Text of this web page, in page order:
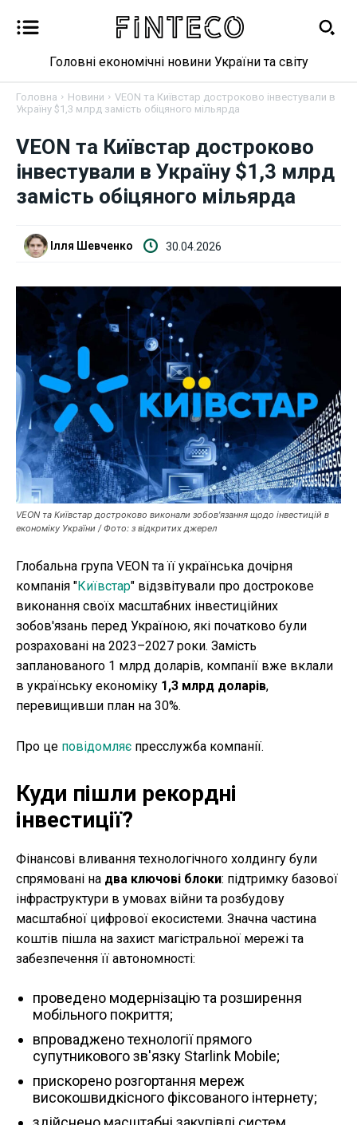
Новини
Бізнес
Криптовалюта
Робота і освіта
Публікації
ФОП
Курс валют
Ми в соц. мережах
Головні економічні новини України та світу
Головна Новини
VEON та Київстар достроково інвестували в
Україну $1,3 млрд замість обіцяного мільярда
VEON та Київстар достроково
інвестували в Україну $1,3 млрд
замість обіцяного мільярда
Ілля Шевченко 30.04.2026
VEON та Київстар достроково виконали зобов'язання щодо інвестицій в
економіку України / Фото: з відкритих джерел
Глобальна група VEON та її українська дочірня
компанія "Київстар" відзвітували про дострокове
виконання своїх масштабних інвестиційних
зобов'язань перед Україною, які початково були
розраховані на 2023–2027 роки. Замість
запланованого 1 млрд доларів, компанії вже вклали
в українську економіку 1,3 млрд доларів,
перевищивши план на 30%.
Про це повідомляє пресслужба компанії.
Куди пішли рекордні
інвестиції?
Фінансові вливання технологічного холдингу були
спрямовані на два ключові блоки: підтримку базової
інфраструктури в умовах війни та розбудову
масштабної цифрової екосистеми. Значна частина
коштів пішла на захист магістральної мережі та
забезпечення її автономності:
проведено модернізацію та розширення
мобільного покриття;
впроваджено технології прямого
супутникового зв'язку Starlink Mobile;
прискорено розгортання мереж
високошвидкісного фіксованого інтернету;